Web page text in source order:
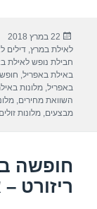
e
b
o
o
פורסם
בתאריך
22 במרץ 2018
לאילת במרץ ,דילים
חבילת נופש לאילת
באילת באפריל
באפריל ,מלונות
השוואת מחירים ,
מבצעים ,מלונות
חופשה
ריזורט – אילת